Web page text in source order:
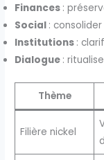
Finances :
Social :
Institutions :
Dialogue :
Thème
Filière nickel